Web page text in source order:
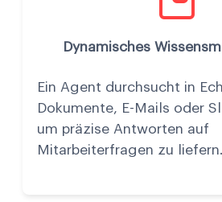
Dynamisches
Ein Agent durchsucht in
Dokumente, E-Mails oder
um präzise Antworten auf
Mitarbeiterfragen zu liefern.